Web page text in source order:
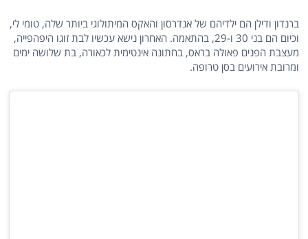
ברנדון ודילן הם ילדיהם של אנדרסון והאקס המיתולוגי ביותר שלה, טומי לי,
וכיום הם בני 30 ו-29, בהתאמה. האחרון נישא עכשיו לבת זוגו היפהפייה,
מעצבת הפנים פאולה בראס, בחתונה אינטימית לכאורה, בת שלושה ימים
ומרובת אירועים בסן טרופה.